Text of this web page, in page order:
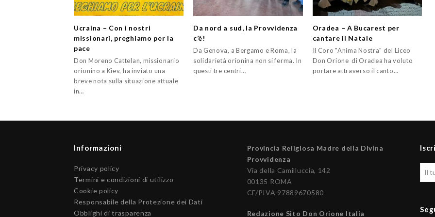
Ucraina – Con i nostri
missionari, preghiamo per la
pace
Don Moreno Cattelan, missionario
orionino a Kiev, ha inviato una
breve nota sulla situazione attuale
in…
Da nord a sud, la Provvidenza
c’è!
Da Genova, a Bergamo e Roma, la
solidarietà orionina non si ferma. In
questi tre centri…
Oradea – A Bucarest per
cantare il Natale
Il Coro "Anima Nostra" del Liceo
Don Orione di Oradea ha voluto
portare attraverso il canto…
Informazioni
Privacy policy
Termini e condizioni di utilizzo
Cookie policy
Responsabile della Protezione dei Dati
Obblighi di trasparenza
Provincia Religiosa Madre della Divina
Provvidenza
Via della Camilluccia, 142
00135 ROMA
CF/PIVA 97889670580
Redazione Sito Don Orione Italia